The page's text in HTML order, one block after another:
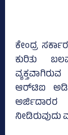
ಕೇಂದ್ರ
ಕುರಿತು
ಆರ್‌ಟಿಐ
ನೀಡಿರುವುದು